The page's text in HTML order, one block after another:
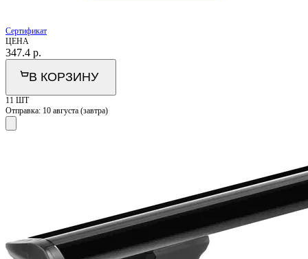
Сертификат
ЦЕНА
347.4 р.
В КОРЗИНУ
11 ШТ
Отправка: 10 августа (завтра)